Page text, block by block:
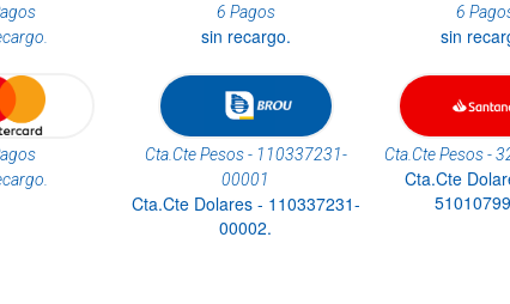
6 Pagos
sin recargo.
6
sin
Cta.Cte Pesos - 110337231-
00001
Cta.Cte Dolares - 110337231-
00002.
Cta.Cte Pesos -
Cta.Cte